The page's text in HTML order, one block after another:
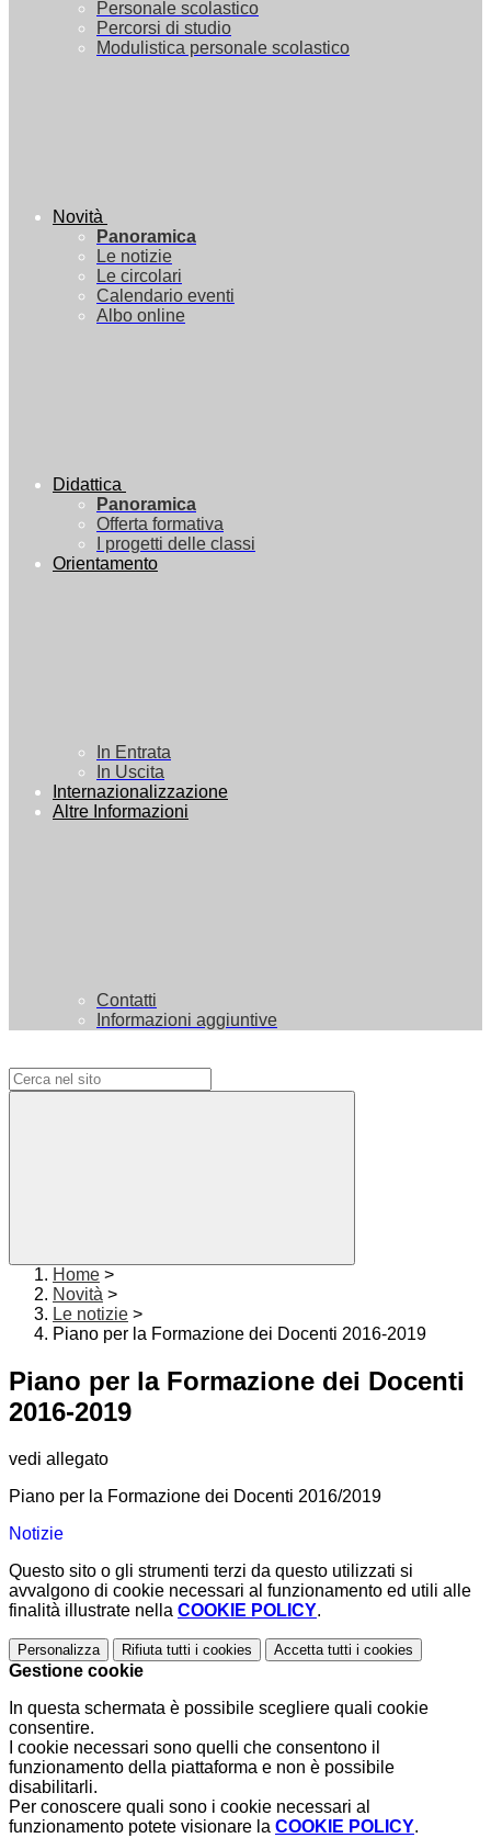
Personale scolastico
Percorsi di studio
Modulistica personale scolastico
Novità
Panoramica
Le notizie
Le circolari
Calendario eventi
Albo online
Didattica
Panoramica
Offerta formativa
I progetti delle classi
Orientamento
In Entrata
In Uscita
Internazionalizzazione
Altre Informazioni
Contatti
Informazioni aggiuntive
Home >
Novità >
Le notizie >
Piano per la Formazione dei Docenti 2016-2019
Piano per la Formazione dei Docenti
2016-2019
vedi allegato
Piano per la Formazione dei Docenti 2016/2019
Notizie
Questo sito o gli strumenti terzi da questo utilizzati si
avvalgono di cookie necessari al funzionamento ed utili alle
finalità illustrate nella COOKIE POLICY.
Personalizza Rifiuta tutti i cookies Accetta tutti i cookies
Gestione cookie
In questa schermata è possibile scegliere quali cookie
consentire.
I cookie necessari sono quelli che consentono il
funzionamento della piattaforma e non è possibile
disabilitarli.
Per conoscere quali sono i cookie necessari al
funzionamento potete visionare la COOKIE POLICY.